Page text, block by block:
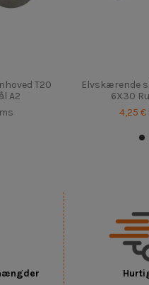
T20
A2
Elvskærende
6X30
4,25 €